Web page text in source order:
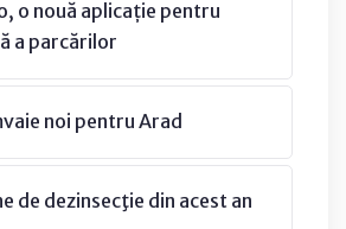
o nouă aplicație pentru
a parcărilor
noi pentru Arad
de dezinsecţie din acest an